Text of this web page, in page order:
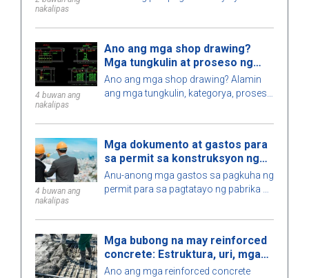
nakalipas
tumutulong upang masiguro ang ligtas
na konstruksyon.
4 buwan ang
nakalipas
Ano ang mga shop drawing?
Mga tungkulin at proseso ng
pagpapatupad
Ano ang mga shop drawing? Alamin
ang mga tungkulin, kategorya, proseso
4 buwan ang
nakalipas
Mga dokumento at gastos para
sa permit sa konstruksyon ng
pabrika sa 2026
Anu-anong mga gastos sa pagkuha ng
permit para sa pagtatayo ng pabrika sa
iisyu ng permit? Alamin dito.
Mga bubong na may reinforced
concrete: Estruktura, uri, mga
kalamangan at kahinaan
Ano ang mga reinforced concrete